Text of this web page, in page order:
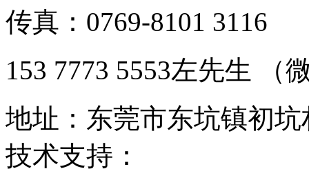
传真：0769-8101 3116
153 7773 5553左先生 （
地址：东莞市东坑镇初
技术支持：